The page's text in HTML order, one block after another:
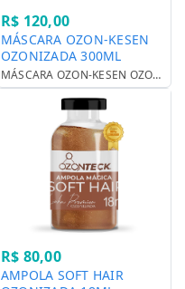
R$ 120,00
MÁSCARA OZON-KESEN
OZONIZADA 300ML
MÁSCARA OZON-KESEN OZONIZADA 300ML
R$ 80,00
AMPOLA SOFT HAIR